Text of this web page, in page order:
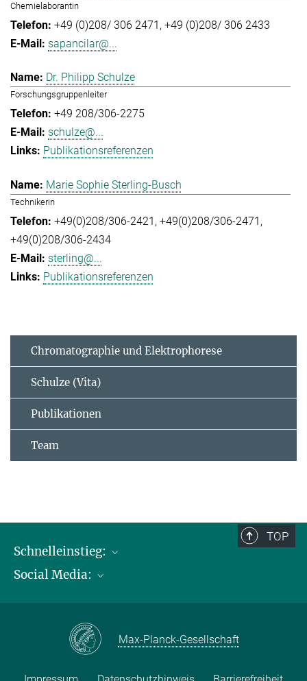
Chemielaborantin
+49 (0)208/ 306 2471 +49 (0)208/ 306 2433
sapancilar@...
Dr. Philipp Schulze
Forschungsgruppenleiter
+49 208/306-2275
schulze@...
Publikationsreferenzen
Marie Sophie Sterling-Busch
Technikerin
+49(0)208/306-2421 +49(0)208/306-2471
+49(0)208/306-2434
sterling@...
Publikationsreferenzen
Chromatographie und Elektrophorese
Schulze (Vita)
Publikationen
Team
TOP
Schnelleinstieg:
Publikationen
Kontakt und Anfahrtsbeschreibung
Social Media:
Max-Planck-Gesellschaft